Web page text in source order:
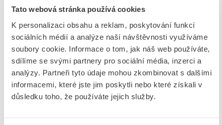
Tato webová stránka používá cookies
K personalizaci obsahu a reklam, poskytování funkcí
sociálních médií a analýze naší návštěvnosti využíváme
soubory cookie. Informace o tom, jak náš web používáte,
sdílíme se svými partnery pro sociální média, inzerci a
analýzy. Partneři tyto údaje mohou zkombinovat s dalšími
informacemi, které jste jim poskytli nebo které získali v
důsledku toho, že používáte jejich služby.
Výstupní napětí
9 - 58 V
Výstupní proud od / do
110 - 300 mA
Určeno pro stálý proud
Ano
Rozsah jmenovitého
napětí
220 - 240 V